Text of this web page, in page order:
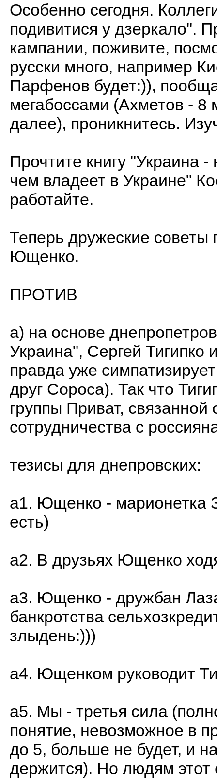
Особенно сегодня.
подивитися у дзеркало".
кампании, поживите,
русски много, например
Парфенов будет:)),
мегабоссами (Ахметов - 8
далее), проникнитесь.
Прочтите книгу "Украина
чем владеет в Украине"
работайте.
Теперь дружеские советы
Ющенко.
ПРОТИВ
а) на основе
Украина", Сергей Тигипко
правда уже
друг Сороса). Так что
группы Приват,
сотрудничества с
тезисы для днепровских:
а1. Ющенко - марионетка
есть)
а2. В друзьях Ющенко
а3. Ющенко - дружбан
банкротства
злыдень:)))
а4. Ющенком руководит
а5. Мы - третья сила
понятие, невозможное в
до 5, больше не будет, и
держится). Но людям этот